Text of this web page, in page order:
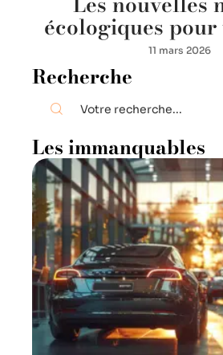
écologiques
11 mars 2026
Recherche
Les immanquables